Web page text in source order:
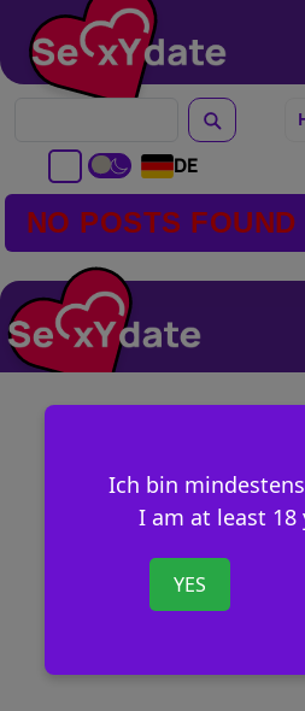
DE
Ich bin
I am at least 18
YES
NO POSTS FOUND